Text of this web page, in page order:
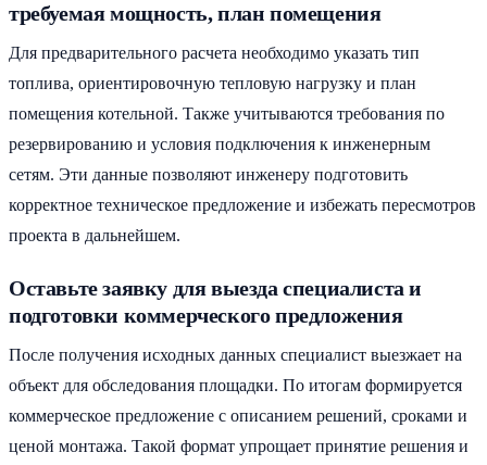
требуемая мощность, план помещения
Для предварительного расчета необходимо указать тип
топлива, ориентировочную тепловую нагрузку и план
помещения котельной. Также учитываются требования по
резервированию и условия подключения к инженерным
сетям. Эти данные позволяют инженеру подготовить
корректное техническое предложение и избежать пересмотров
проекта в дальнейшем.
Оставьте заявку для выезда специалиста и
подготовки коммерческого предложения
После получения исходных данных специалист выезжает на
объект для обследования площадки. По итогам формируется
коммерческое предложение с описанием решений, сроками и
ценой монтажа. Такой формат упрощает принятие решения и